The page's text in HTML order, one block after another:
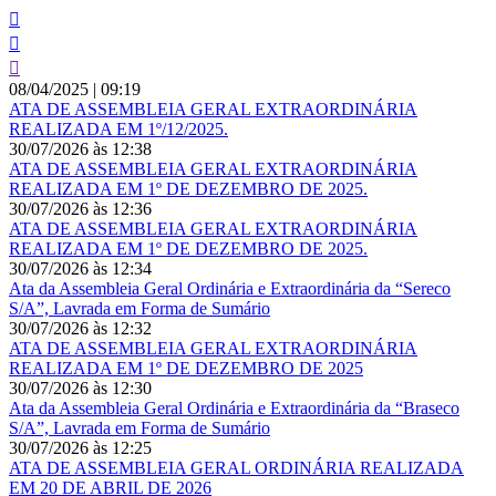
08/04/2025 | 09:19
ATA DE ASSEMBLEIA GERAL EXTRAORDINÁRIA
REALIZADA EM 1º/12/2025.
30/07/2026 às 12:38
ATA DE ASSEMBLEIA GERAL EXTRAORDINÁRIA
REALIZADA EM 1º DE DEZEMBRO DE 2025.
30/07/2026 às 12:36
ATA DE ASSEMBLEIA GERAL EXTRAORDINÁRIA
REALIZADA EM 1º DE DEZEMBRO DE 2025.
30/07/2026 às 12:34
Ata da Assembleia Geral Ordinária e Extraordinária da “Sereco
S/A”, Lavrada em Forma de Sumário
30/07/2026 às 12:32
ATA DE ASSEMBLEIA GERAL EXTRAORDINÁRIA
REALIZADA EM 1º DE DEZEMBRO DE 2025
30/07/2026 às 12:30
Ata da Assembleia Geral Ordinária e Extraordinária da “Braseco
S/A”, Lavrada em Forma de Sumário
30/07/2026 às 12:25
ATA DE ASSEMBLEIA GERAL ORDINÁRIA REALIZADA
EM 20 DE ABRIL DE 2026